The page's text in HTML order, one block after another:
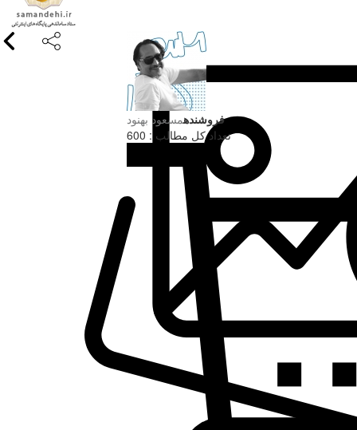
فروشندهمسعود بهنود
تعداد کل مطالب : 600